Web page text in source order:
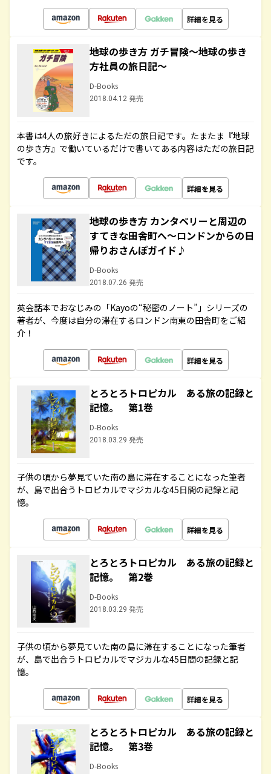
詳細を見る
地球の歩き方 ガチ冒険～地球の歩き
方社員の旅日記～
D-Books
2018.04.12 発売
本書は4人の旅好きによるただの旅日記です。たまたま『地球
の歩き方』で働いているだけで書いてある内容はただの旅日記
です。
詳細を見る
地球の歩き方 カンタベリーと周辺の
すてきな田舎町へ～ロンドンからの日
帰りおさんぽガイド♪
D-Books
2018.07.26 発売
英会話本でおなじみの「Kayoの“秘密のノート”」シリーズの
著者が、今度は自分の滞在するロンドン南東の田舎町をご紹
介！
詳細を見る
とろとろトロピカル ある旅の記録と
記憶。 第1巻
D-Books
2018.03.29 発売
子供の頃から夢見ていた南の島に滞在することになった筆者
が、島で出合うトロピカルでマジカルな45日間の記録と記
憶。
詳細を見る
とろとろトロピカル ある旅の記録と
記憶。 第2巻
D-Books
2018.03.29 発売
子供の頃から夢見ていた南の島に滞在することになった筆者
が、島で出合うトロピカルでマジカルな45日間の記録と記
憶。
詳細を見る
とろとろトロピカル ある旅の記録と
記憶。 第3巻
D-Books